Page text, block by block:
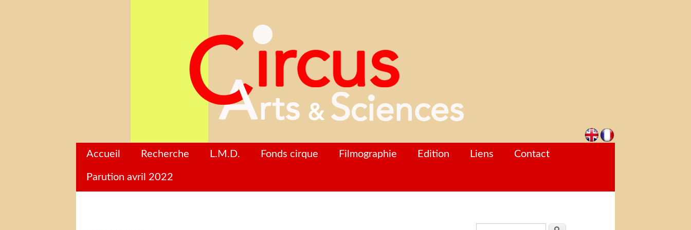
Accueil Recherche L.M.D. Fonds cirque Filmographie Edition Liens Contact
Parution avril 2022
Rechercher